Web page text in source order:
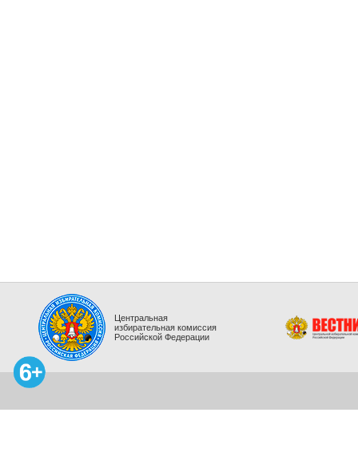
Центральная
избирательная комиссия
Российской Федерации